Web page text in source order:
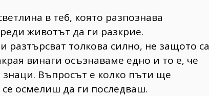
в теб, която разпознава
животът да ги разкрие.
толкова силно, не защото са
винаги осъзнаваме едно и то е, че
Въпросът е колко пъти ще
осмелиш да ги последваш.